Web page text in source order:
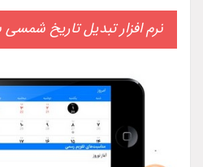
نرم افزار تبدیل تاریخ